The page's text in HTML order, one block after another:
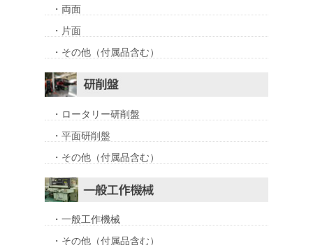
・両面
・片面
・その他（付属品含む）
・ロータリー研削盤
・平面研削盤
・その他（付属品含む）
・一般工作機械
・その他（付属品含む）